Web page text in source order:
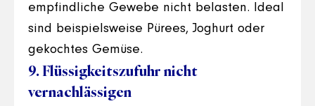
empfindliche Gewebe nicht belasten. Ideal
sind beispielsweise Pürees, Joghurt oder
gekochtes Gemüse.
9. Flüssigkeitszufuhr nicht
vernachlässigen